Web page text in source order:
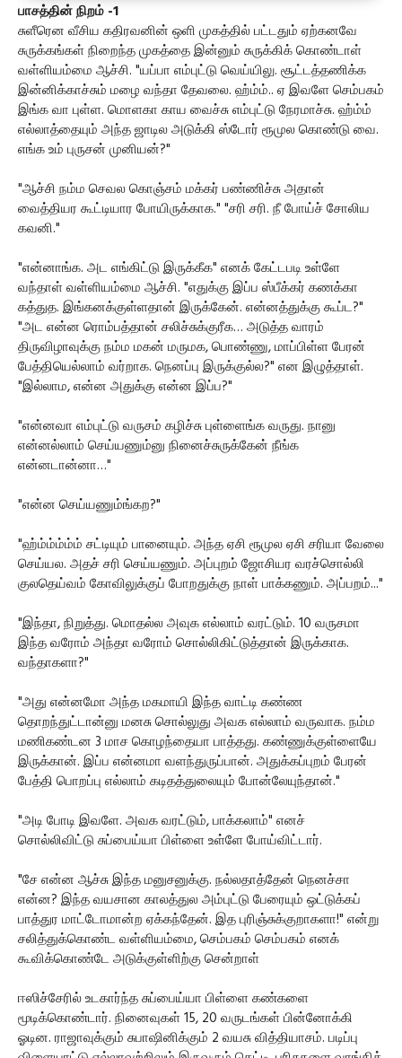
பாசத்தின் நிறம் -1
சுளீரென வீசிய கதிரவனின் ஒளி முகத்தில் பட்டதும் ஏற்கனவே
சுருக்கங்கள் நிறைந்த முகத்தை இன்னும் சுருக்கிக் கொண்டாள்
வள்ளியம்மை ஆச்சி. "யப்பா எம்புட்டு வெய்யிலு. சூட்டத்தணிக்க
இன்னிக்காச்சும் மழை வந்தா தேவலை. ஹ்ம்ம்.. ஏ இவளே செம்பகம்
இங்க வா புள்ள. மொளகா காய வைச்சு எம்புட்டு நேரமாச்சு. ஹ்ம்ம்
எல்லாத்தையும் அந்த ஜாடில அடுக்கி ஸ்டோர் ரூமுல கொண்டு வை.
எங்க உம் புருசன் முனியன்?"
"ஆச்சி நம்ம செவல கொஞ்சம் மக்கர் பண்ணிச்சு அதான்
வைத்தியர கூட்டியார போயிருக்காக." "சரி சரி. நீ போய்ச் சோலிய
கவனி."
"என்னாங்க. அட எங்கிட்டு இருக்கீக" எனக் கேட்டபடி உள்ளே
வந்தாள் வள்ளியம்மை ஆச்சி. "எதுக்கு இப்ப ஸ்பீக்கர் கணக்கா
கத்துத. இங்கனக்குள்ளதான் இருக்கேன். என்னத்துக்கு கூப்ட?"
"அட என்ன ரொம்பத்தான் சலிச்சுக்குரீக… அடுத்த வாரம்
திருவிழாவுக்கு நம்ம மகன் மருமக, பொண்ணு, மாப்பிள்ள பேரன்
பேத்தியெல்லாம் வர்றாக. நெனப்பு இருக்குல்ல?" என இழுத்தாள்.
"இல்லாம, என்ன அதுக்கு என்ன இப்ப?"
"என்னவா எம்புட்டு வருசம் கழிச்சு புள்ளைங்க வருது. நானு
என்னல்லாம் செய்யணும்னு நினைச்சுருக்கேன் நீங்க
என்னடான்னா…"
"என்ன செய்யணும்ங்கற?"
"ஹ்ம்ம்ம்ம்ம் சட்டியும் பானையும். அந்த ஏசி ரூமுல ஏசி சரியா வேலை
செய்யல. அதச் சரி செய்யணும். அப்புறம் ஜோசியர வரச்சொல்லி
குலதெய்வம் கோவிலுக்குப் போறதுக்கு நாள் பாக்கணும். அப்பறம்..."
"இந்தா, நிறுத்து. மொதல்ல அவுக எல்லாம் வரட்டும். 10 வருசமா
இந்த வரோம் அந்தா வரோம் சொல்லிகிட்டுத்தான் இருக்காக.
வந்தாகளா?"
"அது என்னமோ அந்த மகமாயி இந்த வாட்டி கண்ண
தொறந்துட்டான்னு மனசு சொல்லுது அவக எல்லாம் வருவாக. நம்ம
மணிகண்டன 3 மாச கொழந்தையா பாத்தது. கண்ணுக்குள்ளையே
இருக்கான். இப்ப என்னமா வளந்துருப்பான். அதுக்கப்புறம் பேரன்
பேத்தி பொறப்பு எல்லாம் கடிதத்துலையும் போன்லேயுந்தான்."
"அடி போடி இவளே. அவக வரட்டும், பாக்கலாம்" எனச்
சொல்லிவிட்டு சுப்பைய்யா பிள்ளை உள்ளே போய்விட்டார்.
"சே என்ன ஆச்சு இந்த மனுசனுக்கு. நல்லதாத்தேன் நெனச்சா
என்ன? இந்த வயசான காலத்துல அம்புட்டு பேரையும் ஒட்டுக்கப்
பாத்துர மாட்டோமான்ற ஏக்கந்தேன். இத புரிஞ்சுக்குறாகளா!" என்று
சலித்துக்கொண்ட வள்ளியம்மை, செம்பகம் செம்பகம் எனக்
கூவிக்கொண்டே அடுக்குள்ளிற்கு சென்றாள்
ஈஸிச்சேரில் உடகார்ந்த சுப்பைய்யா பிள்ளை கண்களை
மூடிக்கொண்டார். நினைவுகள் 15, 20 வருடங்கள் பின்னோக்கி
ஓடின. ராஜாவுக்கும் சுபாஷினிக்கும் 2 வயசு வித்தியாசம். படிப்பு